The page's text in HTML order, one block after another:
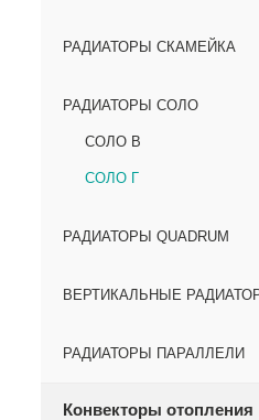
РАДИАТОРЫ СКАМЕЙКА
РАДИАТОРЫ СОЛО
СОЛО В
СОЛО Г
РАДИАТОРЫ QUADRUM
ВЕРТИКАЛЬНЫЕ
РАДИАТОРЫ ПАРАЛЛЕЛИ
Конвекторы отопления